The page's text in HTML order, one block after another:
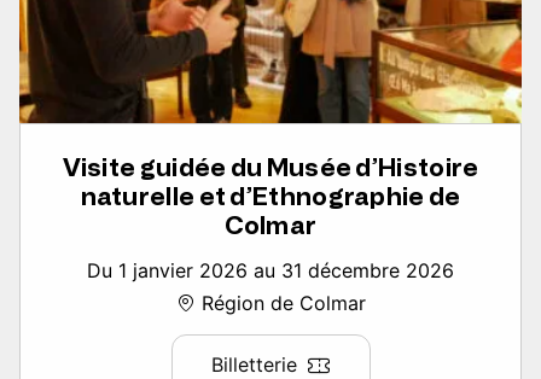
Visite guidée du Musée d’Histoire
naturelle et d’Ethnographie de
Colmar
Du 1 janvier 2026 au 31 décembre 2026
Région de Colmar
Billetterie